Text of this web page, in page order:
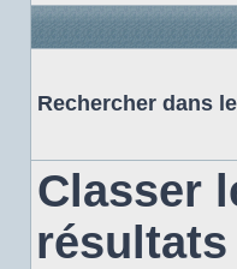
Rechercher dans
Classer
résultats